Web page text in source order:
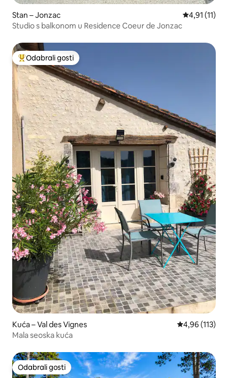
Stan – Jonzac Prosječna
4,91 (11)
Studio s balkonom u Residence Coeur de Jonzac
Među najviše rangiranima s oznakom „Odabrali gosti”
Odabrali gosti
Kuća – Val des Vignes Prosječna
4,96 (113)
Mala seoska kuća
Odabrali gosti
Odabrali gosti